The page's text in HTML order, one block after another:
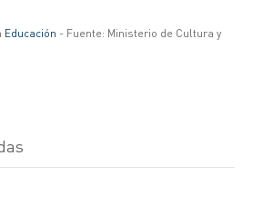
Educación - Fuente: Ministerio de Cultura y